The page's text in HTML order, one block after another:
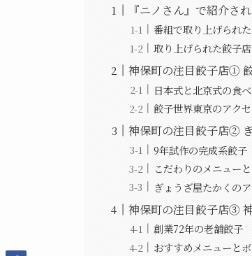
『ニノさん』で紹介さ
番組で取り上げられ
取り上げられた餃子
神保町の注目餃子店①
日本式と北京式の食
餃子世界東京のアク
神保町の注目餃子店②
9年試作の完成系餃子
こだわりのメニュー
ぎょうざ屋たかくの
神保町の注目餃子店③
創業72年の老舗餃子
おすすめメニューと